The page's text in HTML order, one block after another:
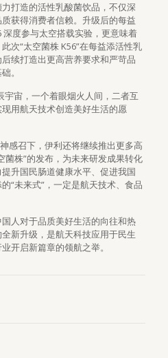
打造的活性乳酸菌饮品，不仅深
获得消费者信赖。升级后的每益
度参与太空搭载实验，更意味着
次“太空菌株 K56”在每益添活性乳
续打造出更高营养要求和严苛品
。
宇宙，一个着眼烟火人间，二者互
用航天技术创造美好生活的愿
感召下，伊利还将继续推出更多高
菌株”的发布，为未来研发成果转化
升国民肠道健康水平、促进我国
“未来式”，一定是航天技术、食品
人对于品质美好生活的向往和热
新升级，是航天科技应用于民生
开启新篇章的领航之举。